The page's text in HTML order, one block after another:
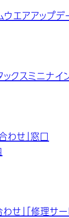
ウエアアップ
クスミニナイ
わせ」窓口
せ」「修理サ